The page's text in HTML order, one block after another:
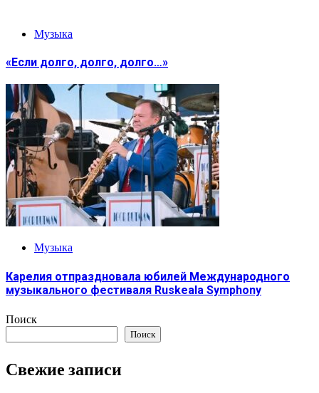
Музыка
«Если долго, долго, долго…»
Музыка
Карелия отпраздновала юбилей Международного
музыкального фестиваля Ruskeala Symphony
Поиск
Поиск
Свежие записи